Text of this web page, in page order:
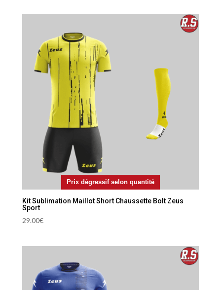
Prix dégressif selon quantité
Kit Sublimation Maillot Short Chaussette Bolt Zeus
Sport
29.00€